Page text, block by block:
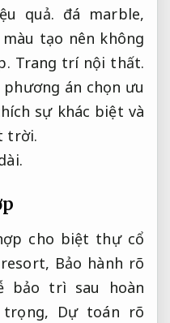
quả. đá marble,
tạo nên không
Trang trí nội thất.
án chọn ưu
sự khác biệt và
trời.
cho biệt thự cổ
resort, Bảo hành rõ
bảo trì sau hoàn
Dự toán rõ